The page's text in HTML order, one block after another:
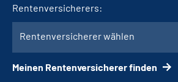
Rentenversicherers:
Rentenversicherer wählen
Meinen Rentenversicherer finden